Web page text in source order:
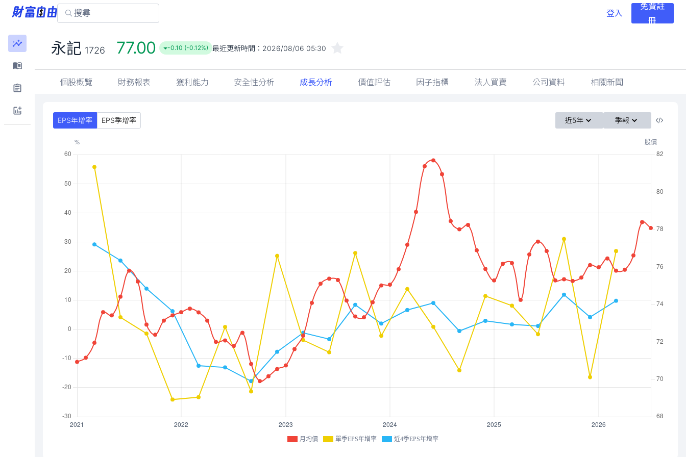
登入
免費註
冊
永記 1726 77.00 -0.10 (-0.12%) 最近更新時間： 2026/08/06 05:30
個股概覽 財務報表 獲利能力 安全性分析 成長分析 價值評估 因子指標 法人買賣 公司資料 相關新聞
EPS年增率 EPS季增率 近5年 季報
月均價 單季EPS年增率 近4季EPS年增率